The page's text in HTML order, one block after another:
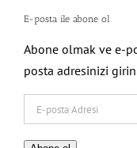
E-posta ile abone ol
Abone olmak ve e-
posta adresinizi
posta